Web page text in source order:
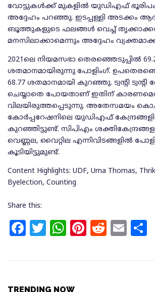
വോട്ടുകള്‍ക്ക് മുകളില്‍ യുഡിഎഫ്
അദ്ദേഹം പറഞ്ഞു. ഇടപ്പള്ളി അടക്കം
ബൂത്തുകളുടെ ഫലങ്ങള്‍ വെച്ച്
മനസിലാക്കാമെന്നും അദ്ദേഹം
2021ലെ നിയമസഭാ തെരഞ്ഞെടുപ്പില്‍
ശതമാനമായിരുന്നു പോളിംഗ്.
68.77 ശതമാനമായി കുറഞ്ഞു. ട്വന്റി
ചെയ്യാതെ പോയതാണ് ഇതിന്
വിലയിരുത്തപ്പെടുന്നു. അതേസമയം
കോര്‍പ്പറേഷനിലെ യുഡിഎഫ്
കുറഞ്ഞിട്ടുണ്ട്. സിപിഎം
വെണ്ണല, വൈറ്റില എന്നിവിടങ്ങളില്‍
കൂടിയിട്ടുമുണ്ട്.
Content Highlights: UDF, Uma Thomas,
Byelection, Counting
Share this:
F
T
W Pi R
E
TRENDING NOW